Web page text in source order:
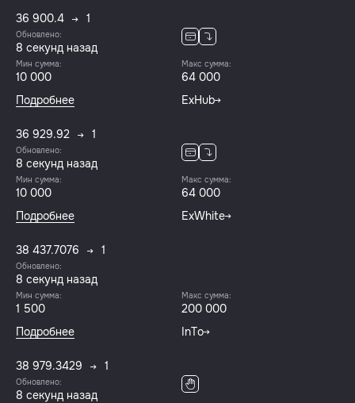
36 900.4 1
Обновлено:
8 секунд назад
Мин сумма:
10 000
Макс сумма:
64 000
Подробнее
ExHub
36 929.92 1
Обновлено:
8 секунд назад
Мин сумма:
10 000
Макс сумма:
64 000
Подробнее
ExWhite
38 437.7076 1
Обновлено:
8 секунд назад
Мин сумма:
1 500
Макс сумма:
200 000
Подробнее
InTo
38 979.3429 1
Обновлено:
8 секунд назад